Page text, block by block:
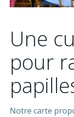
Une
pour
Notre carte